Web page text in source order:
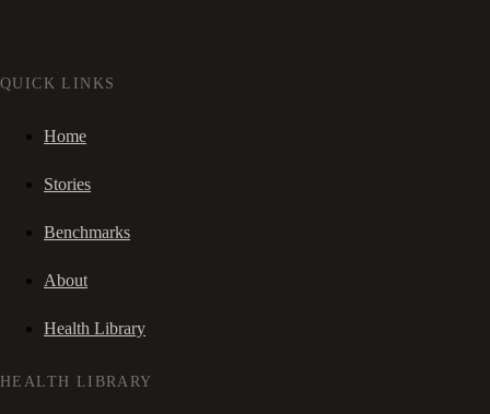
QUICK LINKS
Home
Stories
Benchmarks
About
Health Library
HEALTH LIBRARY